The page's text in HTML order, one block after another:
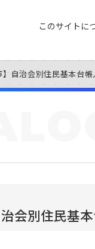
このサイトに
】自治会別住民基本台
治会別住民基